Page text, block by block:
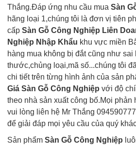
Thắng.Đáp ứng nhu cầu mua Sàn
hãng loại 1,chúng tôi là đơn vị tiên
cấp Sàn Gỗ Công Nghiệp Liên
Nghiệp Nhập Khẩu khu vực miền
hàng mua không bị đắt cũng như sai
thước,chủng loại,mã số...chúng tôi
chi tiết trên từng hình ảnh của sản
Giá Sàn Gỗ Công Nghiệp với độ
theo nhà sản xuất công bố.Mọi phản
vui lòng liên hệ Mr Thắng
để giải đáp mọi yêu cầu của quý
Sản phẩm Sàn Gỗ Công Nghiệp